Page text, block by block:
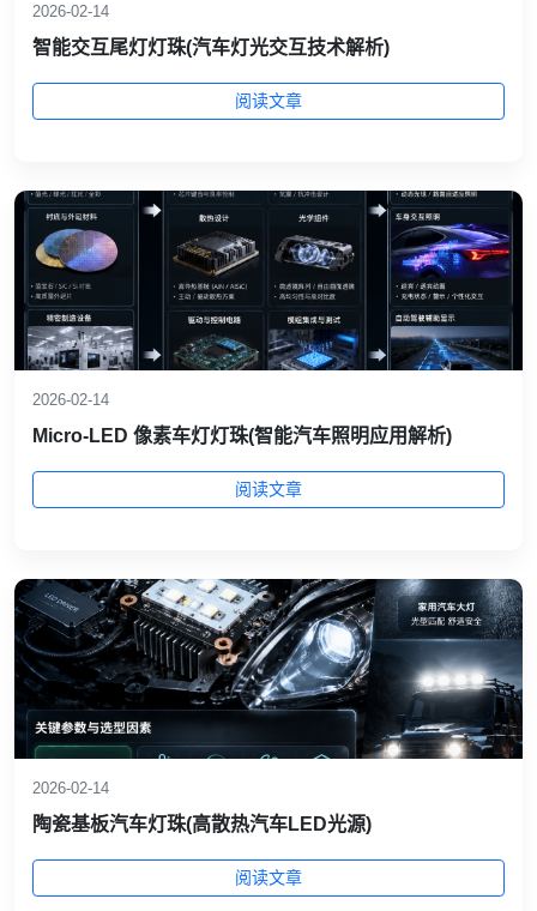
2026-02-14
智能交互尾灯灯珠(汽车灯光交互技术解析)
阅读文章
2026-02-14
Micro-LED 像素车灯灯珠(智能汽车照明应用解析)
阅读文章
2026-02-14
陶瓷基板汽车灯珠(高散热汽车LED光源)
阅读文章